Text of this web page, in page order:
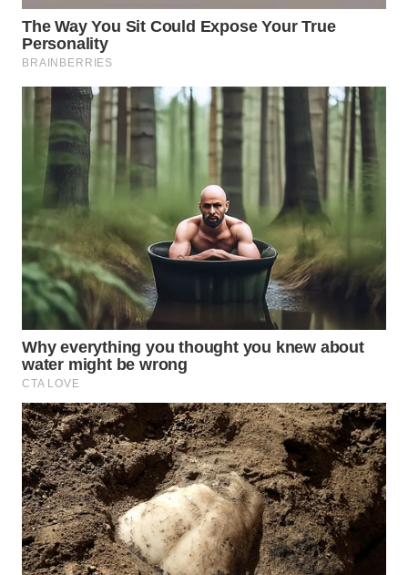
WN
PRIANGAN
TIMUR
WN
SEMARANG
SOLO
WN
BOROBUDUR
WN
MADURA
WN
SURABAYA
WN
NATUNA
WN
BINTAN